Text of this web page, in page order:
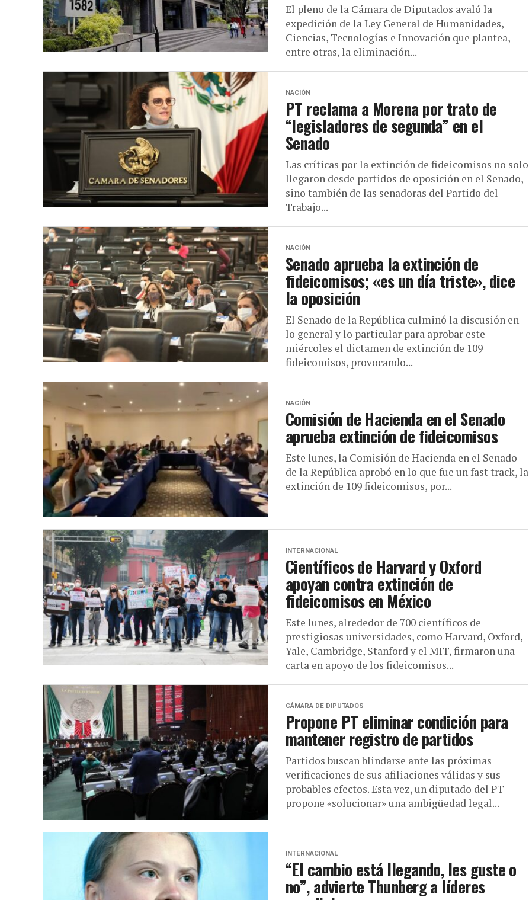
El pleno de la Cámara de Diputados avaló la
expedición de la Ley General de Humanidades,
Ciencias, Tecnologías e Innovación que plantea,
entre otras, la eliminación...
NACIÓN
PT reclama a Morena por trato de
“legisladores de segunda” en el
Senado
Las críticas por la extinción de fideicomisos no solo
llegaron desde partidos de oposición en el Senado,
sino también de las senadoras del Partido del
Trabajo...
NACIÓN
Senado aprueba la extinción de
fideicomisos; «es un día triste», dice
la oposición
El Senado de la República culminó la discusión en
lo general y lo particular para aprobar este
miércoles el dictamen de extinción de 109
fideicomisos, provocando...
NACIÓN
Comisión de Hacienda en el Senado
aprueba extinción de fideicomisos
Este lunes, la Comisión de Hacienda en el Senado
de la República aprobó en lo que fue un fast track, la
extinción de 109 fideicomisos, por...
INTERNACIONAL
Científicos de Harvard y Oxford
apoyan contra extinción de
fideicomisos en México
Este lunes, alrededor de 700 científicos de
prestigiosas universidades, como Harvard, Oxford,
Yale, Cambridge, Stanford y el MIT, firmaron una
carta en apoyo de los fideicomisos...
CÁMARA DE DIPUTADOS
Propone PT eliminar condición para
mantener registro de partidos
Partidos buscan blindarse ante las próximas
verificaciones de sus afiliaciones válidas y sus
probables efectos. Esta vez, un diputado del PT
propone «solucionar» una ambigüedad legal...
INTERNACIONAL
“El cambio está llegando, les guste o
no”, advierte Thunberg a líderes